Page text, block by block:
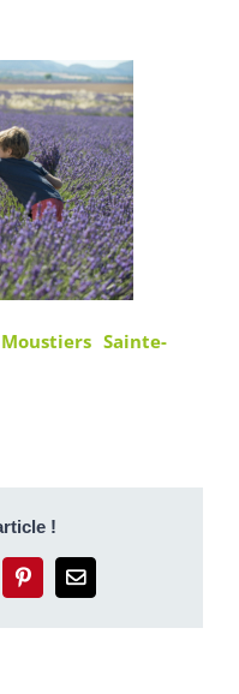
Sainte-
!
PinterestEmail